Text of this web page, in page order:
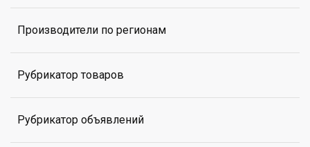
Производители по регионам
Рубрикатор товаров
Рубрикатор объявлений